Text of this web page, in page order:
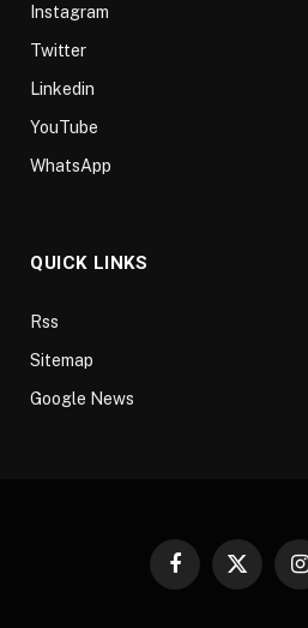
Instagram
Twitter
Linkedin
YouTube
WhatsApp
QUICK LINKS
Rss
Sitemap
Google News
Facebook
X